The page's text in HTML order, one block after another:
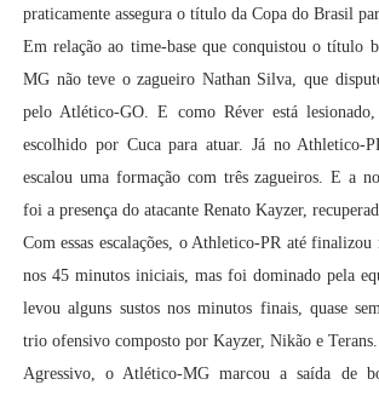
praticamente assegura o título da Copa do Brasil
Em relação ao time-base que conquistou o título
MG não teve o zagueiro Nathan Silva, que
pelo Atlético-GO. E como Réver está
escolhido por Cuca para atuar. Já no Athletico-
escalou uma formação com três zagueiros. E a
foi a presença do atacante Renato Kayzer,
Com essas escalações, o Athletico-PR até
nos 45 minutos iniciais, mas foi dominado pela
levou alguns sustos nos minutos finais, quase
trio ofensivo composto por Kayzer, Nikão e Terans.
Agressivo, o Atlético-MG marcou a saída de